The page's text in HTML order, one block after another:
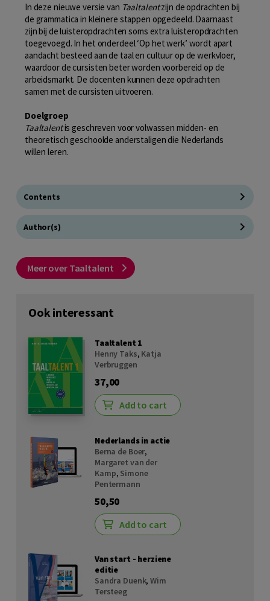
In deze nieuwe versie van Taaltalentzijn de opdrachten bij
de grammatica in kleinere stappen opgedeeld. Daarnaast
zijn bij de luisteropdrachten soms extra luisteropdrachten
toegevoegd. In het onderdeel ‘Op het werk’ wordt apart
aandacht besteed aan de taal en cultuur op de werkvloer,
waardoor de cursisten beter worden voorbereid op de
arbeidsmarkt. De docenten kunnen deze opdrachten
samen met de cursisten uitvoeren.
Doelgroep
Taaltalentis geschreven voor volwassen midden- en
theoretisch geschoolde anderstaligen die Nederlands
willen leren.
Contents
Author(s)
Meer over Taaltalent
Ook interessant
Taaltalent 1
Henny Taks, Katja
Verbruggen
37,00
Add to cart
Nederlands in actie
Berna de Boer,
Margaret van der
Kamp, Simone
Pentermann
50,50
Add to cart
Van start - herziene
editie
Sandra Duenk,Wim
Tersteeg